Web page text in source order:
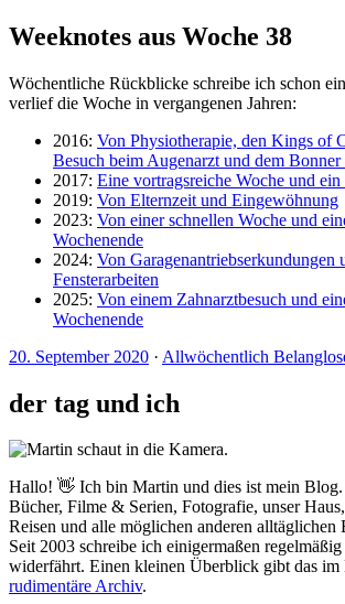
Weeknotes aus Woche 38
Wöchentliche Rückblicke schreibe ich schon
verlief die Woche in vergangenen Jahren:
2016: Von Physiotherapie, den Kings of
Besuch beim Augenarzt und dem
2017: Eine vortragsreiche Woche und
2019: Von Elternzeit und Eingewöhnung
2023: Von einer schnellen Woche und
Wochenende
2024: Von Garagenantriebserkundungen
Fensterarbeiten
2025: Von einem Zahnarztbesuch und
Wochenende
20. September 2020 · Allwöchentlich
der tag und ich
Hallo! 👋 Ich bin Martin und dies ist mein Blog.
Bücher, Filme & Serien, Fotografie, unser
Reisen und alle möglichen anderen alltäglichen
Seit 2003 schreibe ich einigermaßen
widerfährt. Einen kleinen Überblick gibt das im
rudimentäre Archiv.